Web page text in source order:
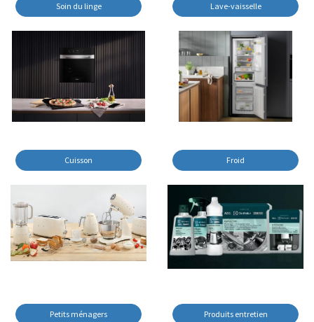
Soin du linge Lave-vaisselle
Cuisson Froid
Petits ménagers Produits entretien